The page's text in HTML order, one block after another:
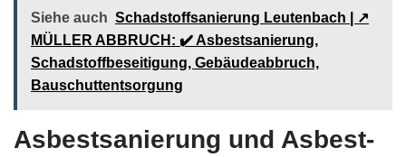
Siehe auch Schadstoffsanierung Leutenbach | ↗️
MÜLLER ABBRUCH: ✔️ Asbestsanierung,
Schadstoffbeseitigung, Gebäudeabbruch,
Bauschuttentsorgung
Asbestsanierung und Asbest-